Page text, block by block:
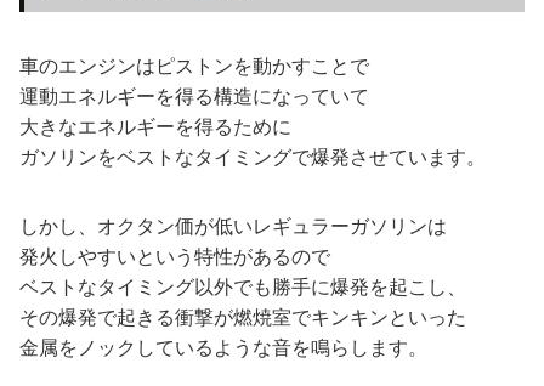
車のエンジンはピストンを動かすことで
運動エネルギーを得る構造になっていて
大きなエネルギーを得るために
ガソリンをベストなタイミングで爆発させています。
しかし、オクタン価が低いレギュラーガソリンは
発火しやすいという特性があるので
ベストなタイミング以外でも勝手に爆発を起こし、
その爆発で起きる衝撃が燃焼室でキンキンといった
金属をノックしているような音を鳴らします。